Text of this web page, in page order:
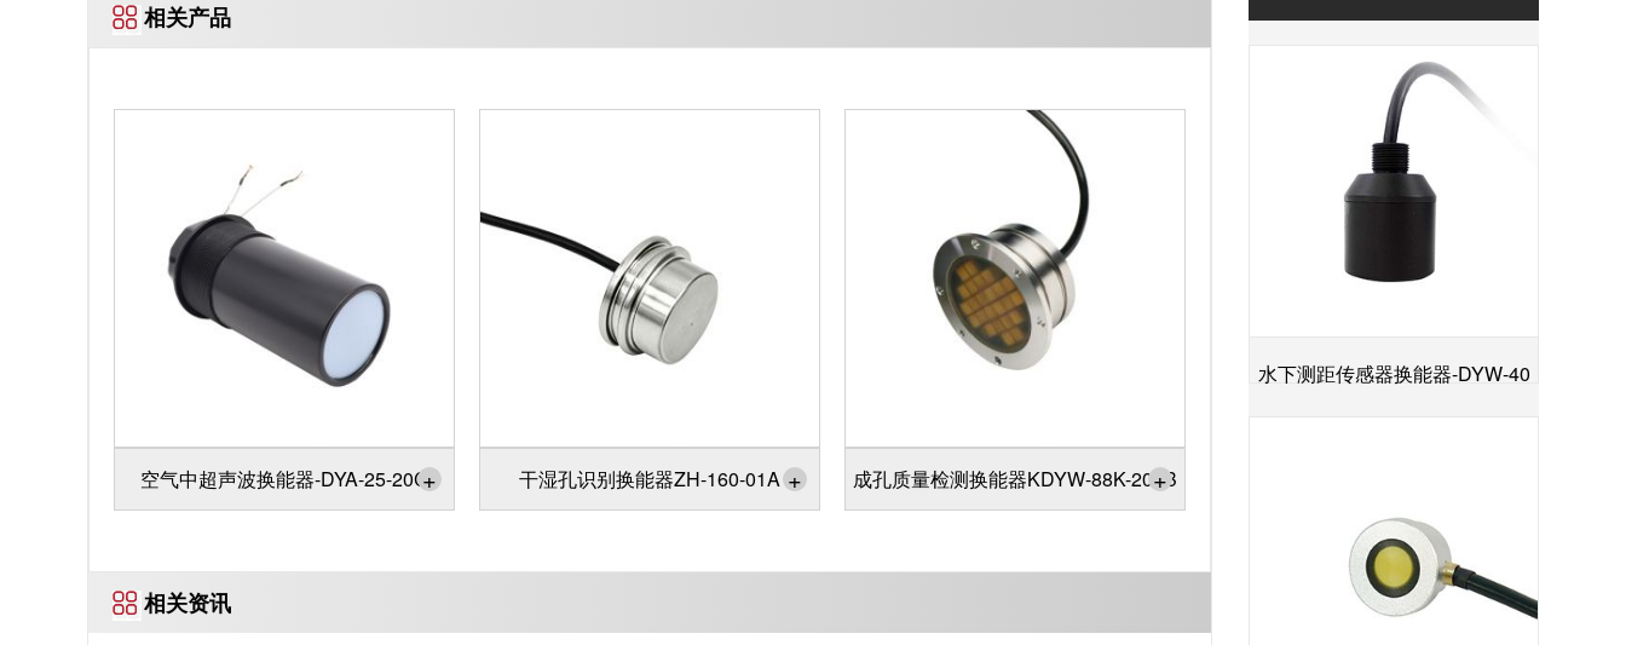
相关产品
空气中超声波换能器-DYA-25-20C+ 干湿孔识别换能器ZH-160-01A + 成孔质量检测换能器KDYW-88K-200B
+
相关资讯
水下测距传感器换能器-DYW-40